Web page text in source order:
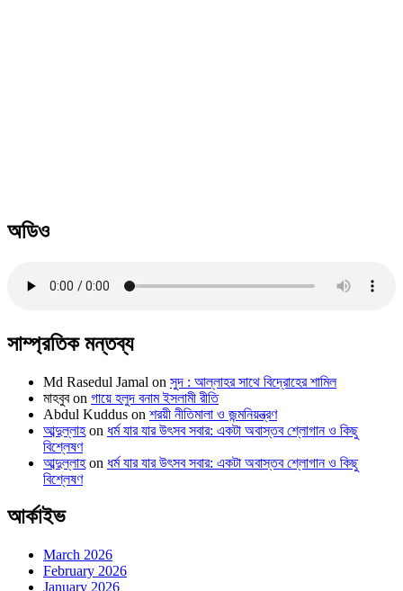
অডিও
সাম্প্রতিক মন্তব্য
Md Rasedul Jamal on সুদ : আল্লাহর সাথে বিদ্রোহের শামিল
মাহবুবon গায়ে হলুদ বনাম ইসলামী রীতি
Abdul Kuddus on শরয়ী নীতিমালা ও জন্মনিয়ন্ত্রণ
আব্দুল্লাহon ধর্ম যার যার উৎসব সবার: একটা অবাস্তব শ্লোগান ও কিছু
বিশ্লেষণ
আব্দুল্লাহon ধর্ম যার যার উৎসব সবার: একটা অবাস্তব শ্লোগান ও কিছু
বিশ্লেষণ
আর্কাইভ
March 2026
February 2026
January 2026